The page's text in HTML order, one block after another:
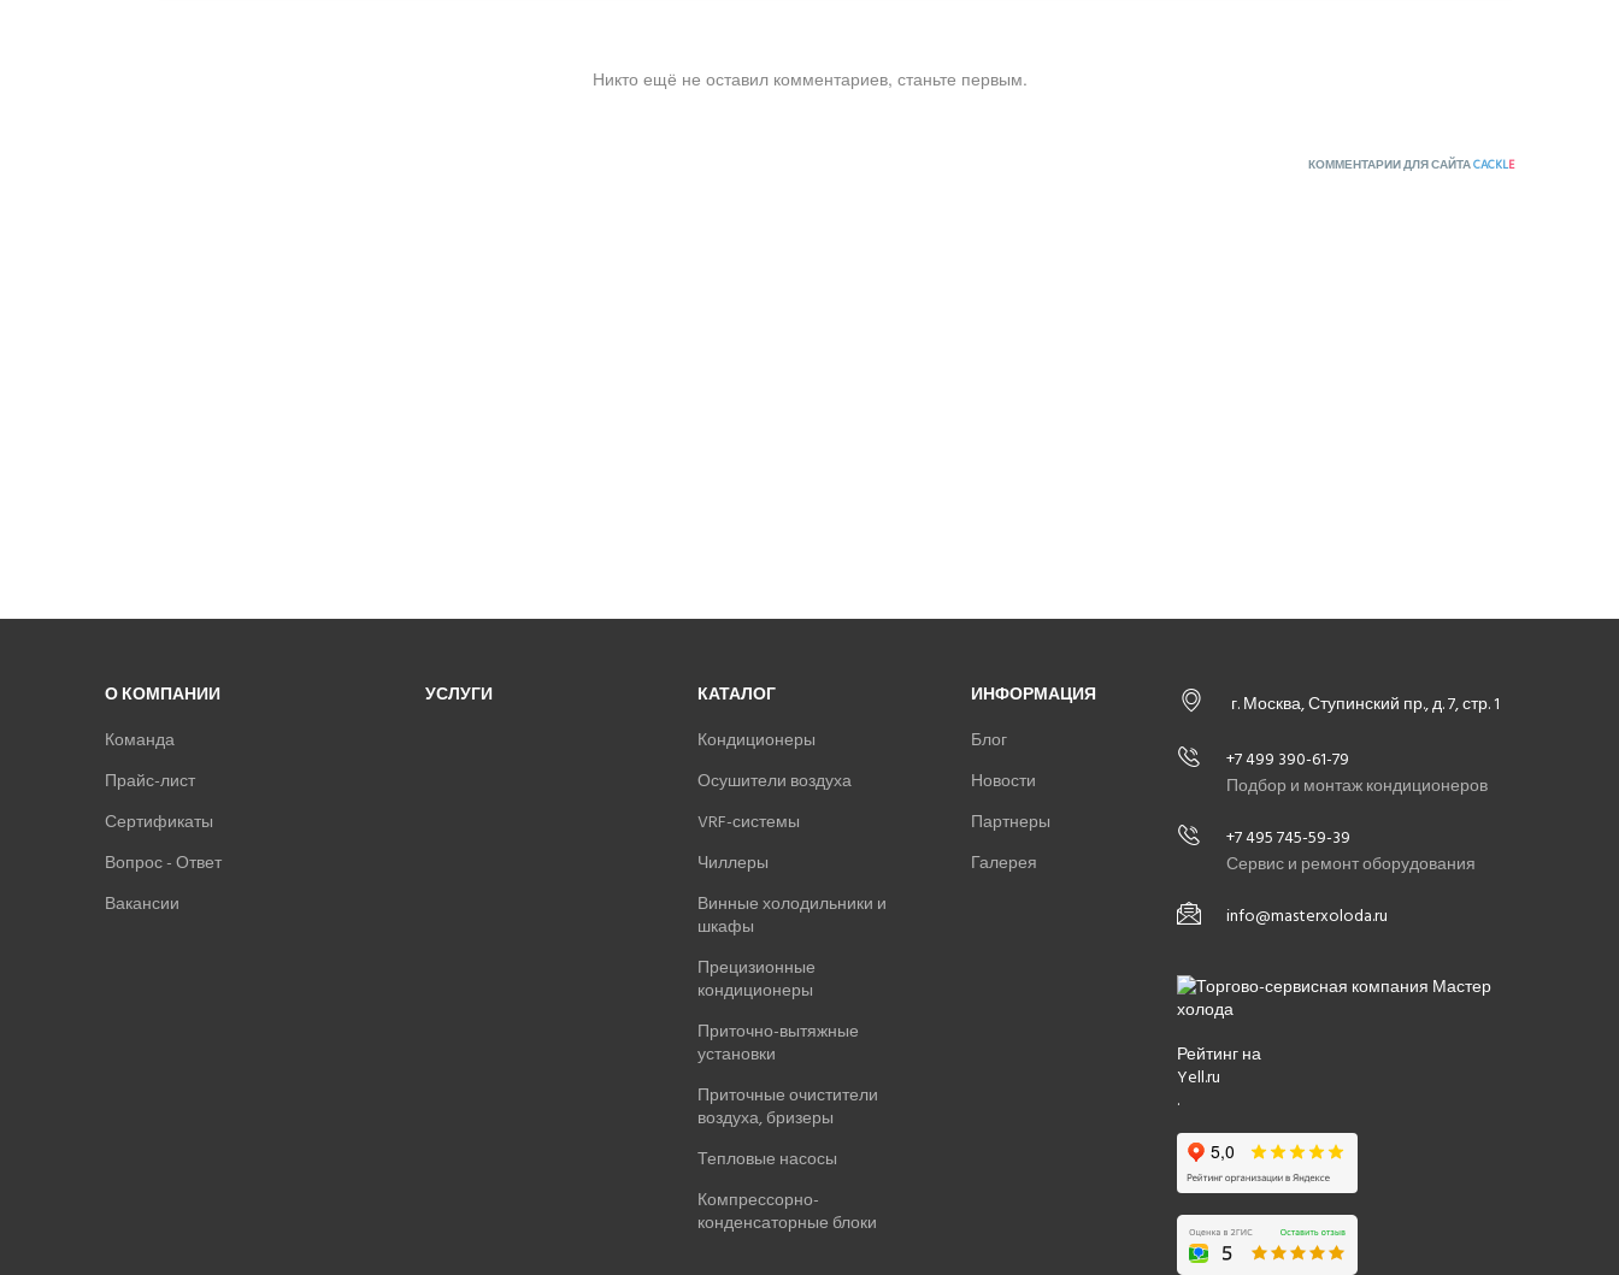
Никто ещё не оставил комментариев, станьте первым.
КОММЕНТАРИИ ДЛЯ САЙТАCACKLE
О КОМПАНИИ
Команда
Прайс-лист
Сертификаты
Вопрос - Ответ
Вакансии
УСЛУГИ
КАТАЛОГ
Кондиционеры
Осушители воздуха
VRF-системы
Чиллеры
Винные холодильники и
шкафы
Прецизионные
кондиционеры
Приточно-вытяжные
установки
Приточные очистители
воздуха, бризеры
Тепловые насосы
Компрессорно-
конденсаторные блоки
ИНФОРМАЦИЯ
Блог
Новости
Партнеры
Галерея
г. Москва, Ступинский пр., д. 7, стр. 1
+7 499 390-61-79
Подбор и монтаж кондиционеров
+7 495 745-59-39
Сервис и ремонт оборудования
info@masterxoloda.ru
Рейтинг на
Yell.ru
.